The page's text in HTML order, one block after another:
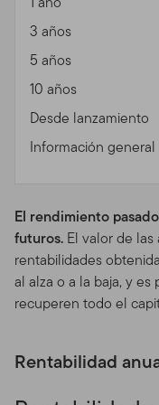
3 años
5 años
10 años
Desde lanzamiento
Información general
El rendimiento
futuros. El valor de
rentabilidades
al alza o a la baja, y
recuperen todo el
Rentabilidad
de medios que no
objetivo para su uso
intenten acceder
los
Prospecto.Para
nuestros fondos
representante
un prospecto o baje
de los fondos,
el prospecto